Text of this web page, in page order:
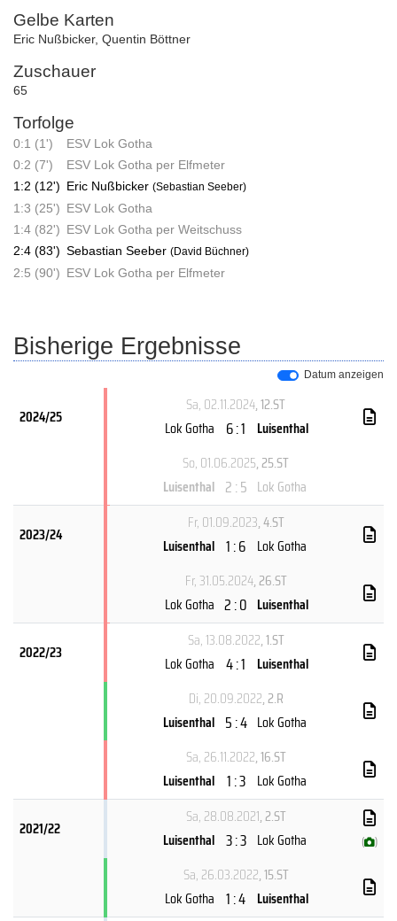
Gelbe Karten
Eric Nußbicker, Quentin Böttner
Zuschauer
65
Torfolge
0:1 (1')
ESV Lok Gotha
0:2 (7')
ESV Lok Gotha per Elfmeter
1:2 (12') Eric Nußbicker (Sebastian Seeber)
1:3 (25') ESV Lok Gotha
1:4 (82') ESV Lok Gotha per Weitschuss
2:4 (83') Sebastian Seeber (David Büchner)
2:5 (90') ESV Lok Gotha per Elfmeter
Bisherige Ergebnisse
Datum anzeigen
2024/25
Sa, 02.11.2024, 12.ST
Lok Gotha 6 : 1 Luisenthal
So, 01.06.2025, 25.ST
Luisenthal 2 : 5 Lok Gotha
2023/24
Fr, 01.09.2023, 4.ST
Luisenthal 1 : 6 Lok Gotha
Fr, 31.05.2024, 26.ST
Lok Gotha 2 : 0 Luisenthal
2022/23
Sa, 13.08.2022, 1.ST
Lok Gotha 4 : 1 Luisenthal
Di, 20.09.2022, 2.R
Luisenthal 5 : 4 Lok Gotha
Sa, 26.11.2022, 16.ST
Luisenthal 1 : 3 Lok Gotha
2021/22
Sa, 28.08.2021, 2.ST
Luisenthal 3 : 3 Lok Gotha ( )
Sa, 26.03.2022, 15.ST
Lok Gotha 1 : 4 Luisenthal